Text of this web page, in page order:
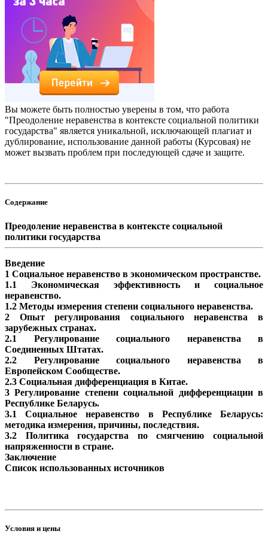
Вы можете быть полностью уверены в том, что работа
"Преодоление неравенства в контексте социальной политики
государства" является уникальной, исключающей плагиат и
дублирование, использование данной работы (Курсовая) не
может вызвать проблем при последующей сдаче и защите.
Содержание
Преодоление неравенства в контексте социальной
политики государства
Введение
1 Социальное неравенство в экономическом пространстве.
1.1 Экономическая эффективность и социальное
неравенство.
1.2 Методы измерения степени социального неравенства.
2 Опыт регулирования социального неравенства в
зарубежных странах.
2.1 Регулирование социального неравенства в
Соединенных Штатах.
2.2 Регулирование социального неравенства в
Европейском Сообществе.
2.3 Социальная дифференциация в Китае.
3 Регулирование степени социальной дифференциации в
Республике Беларусь.
3.1 Социальное неравенство в Республике Беларусь:
методика измерения, причины, последствия.
3.2 Политика государства по смягчению социальной
напряженности в стране.
Заключение
Список использованных источников
Условия и цены